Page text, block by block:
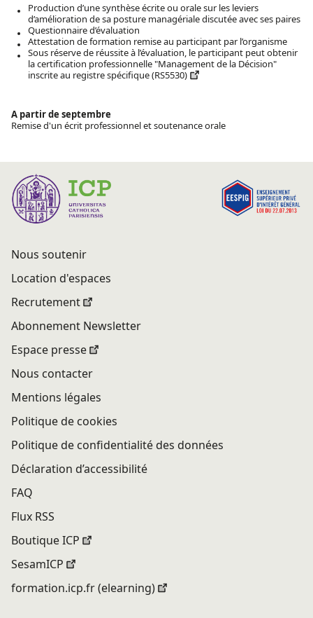
Production d’une synthèse écrite ou orale sur les leviers
d’amélioration de sa posture managériale discutée avec ses paires
Questionnaire d’évaluation
Attestation de formation remise au participant par l’organisme
Sous réserve de réussite à l’évaluation, le participant peut obtenir
la certification professionnelle "Management de la Décision"
inscrite au registre spécifique (RS5530)
A partir de septembre
Remise d'un écrit professionnel et soutenance orale
Nous soutenir
Location d'espaces
Recrutement
Abonnement Newsletter
Espace presse
Nous contacter
Mentions légales
Politique de cookies
Politique de confidentialité des données
Déclaration d’accessibilité
FAQ
Flux RSS
Boutique ICP
SesamICP
formation.icp.fr (elearning)